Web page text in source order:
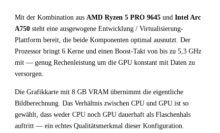
Mit der Kombination aus AMD Ryzen 5 PRO 9645 und Intel Arc
A750 steht eine ausgewogene Entwicklung / Virtualisierung-
Plattform bereit, die beide Komponenten optimal ausnutzt. Der
Prozessor bringt 6 Kerne und einen Boost-Takt von bis zu 5,3 GHz
mit — genug Rechenleistung um die GPU konstant mit Daten zu
versorgen.
Die Grafikkarte mit 8 GB VRAM übernimmt die eigentliche
Bildberechnung. Das Verhältnis zwischen CPU und GPU ist so
gewählt, dass weder CPU noch GPU dauerhaft als Flaschenhals
auftritt — ein echtes Qualitätsmerkmal dieser Konfiguration.